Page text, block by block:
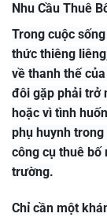
Nhu Cầu Thuê
Trong cuộc
thức thiêng
về thanh thế
đôi gặp phải trở
hoặc vì tình
phụ huynh
công cụ thuê
trường.
Chỉ cần một